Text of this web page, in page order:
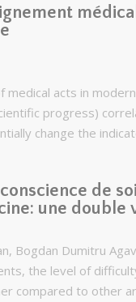
acts in
progress)
change the
de
une double
Bogdan Dumitru
the level of
compared to other